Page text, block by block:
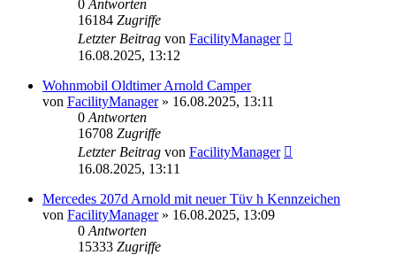
0 Antworten
16184 Zugriffe
Letzter Beitrag von FacilityManager
16.08.2025, 13:12
Wohnmobil Oldtimer Arnold Camper
von FacilityManager» 16.08.2025, 13:11
0 Antworten
16708 Zugriffe
Letzter Beitrag von FacilityManager
16.08.2025, 13:11
Mercedes 207d Arnold mit neuer Tüv h Kennzeichen
von FacilityManager» 16.08.2025, 13:09
0 Antworten
15333 Zugriffe